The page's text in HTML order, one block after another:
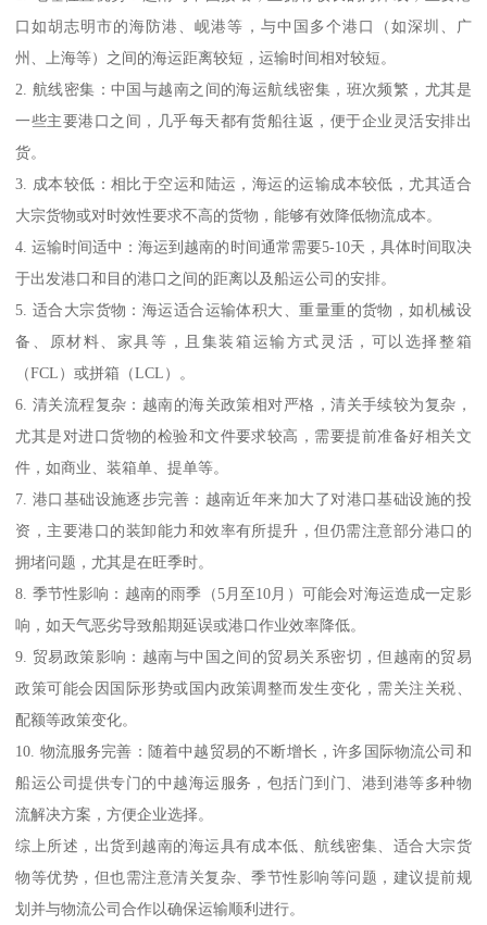
口如胡志明市的海防港、岘港等，与中国多个港口（如深圳、广
州、上海等）之间的海运距离较短，运输时间相对较短。
2. 航线密集：中国与越南之间的海运航线密集，班次频繁，尤其是
一些主要港口之间，几乎每天都有货船往返，便于企业灵活安排出
货。
3. 成本较低：相比于空运和陆运，海运的运输成本较低，尤其适合
大宗货物或对时效性要求不高的货物，能够有效降低物流成本。
4. 运输时间适中：海运到越南的时间通常需要5-10天，具体时间取决
于出发港口和目的港口之间的距离以及船运公司的安排。
5. 适合大宗货物：海运适合运输体积大、重量重的货物，如机械设
备、原材料、家具等，且集装箱运输方式灵活，可以选择整箱
（FCL）或拼箱（LCL）。
6. 清关流程复杂：越南的海关政策相对严格，清关手续较为复杂，
尤其是对进口货物的检验和文件要求较高，需要提前准备好相关文
件，如商业、装箱单、提单等。
7. 港口基础设施逐步完善：越南近年来加大了对港口基础设施的投
资，主要港口的装卸能力和效率有所提升，但仍需注意部分港口的
拥堵问题，尤其是在旺季时。
8. 季节性影响：越南的雨季（5月至10月）可能会对海运造成一定影
响，如天气恶劣导致船期延误或港口作业效率降低。
9. 贸易政策影响：越南与中国之间的贸易关系密切，但越南的贸易
政策可能会因国际形势或国内政策调整而发生变化，需关注关税、
配额等政策变化。
10. 物流服务完善：随着中越贸易的不断增长，许多国际物流公司和
船运公司提供专门的中越海运服务，包括门到门、港到港等多种物
流解决方案，方便企业选择。
综上所述，出货到越南的海运具有成本低、航线密集、适合大宗货
物等优势，但也需注意清关复杂、季节性影响等问题，建议提前规
划并与物流公司合作以确保运输顺利进行。